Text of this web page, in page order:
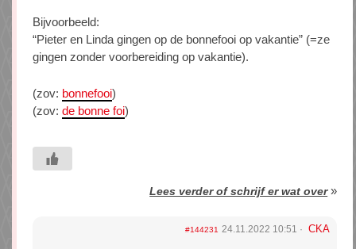
Bijvoorbeeld:
“Pieter en Linda gingen op de bonnefooi op vakantie” (=ze
gingen zonder voorbereiding op vakantie).
(zov: bonnefooi)
(zov: de bonne foi)
Lees verder of schrijf er wat over»
#144231 24.11.2022 10:51 CKA